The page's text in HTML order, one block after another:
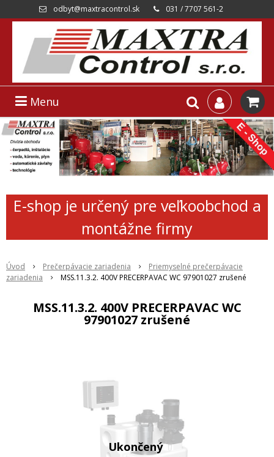
odbyt@maxtracontrol.sk 031 / 7707 561-2
Menu
E-shop je určený pre veľkoobchod a
montážne firmy
Úvod Prečerpávacie zariadenia
Priemyselné prečerpávacie
zariadenia
MSS.11.3.2. 400V PRECERPAVAC WC 97901027 zrušené
MSS.11.3.2. 400V PRECERPAVAC WC
97901027 zrušené